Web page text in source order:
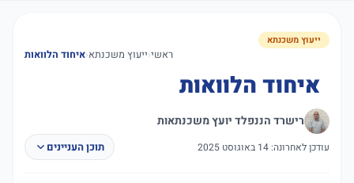
ייעוץ משכנתא
ראשי‹ייעוץ משכנתא‹איחוד הלוואות
איחוד הלוואות
רישרד הננפלד יועץ משכנתאות
עודכן לאחרונה: 14 באוגוסט 2025 תוכן העניינים